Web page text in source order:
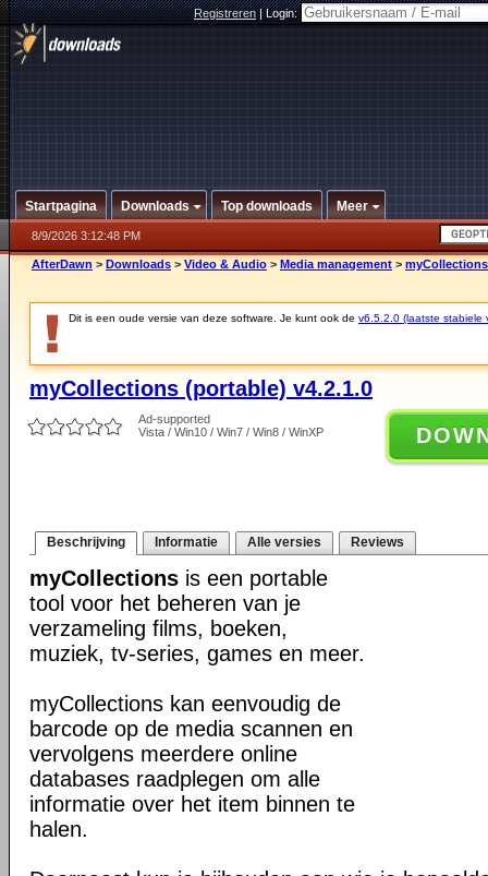
Registreren|Login:
Startpagina Downloads Top downloads Meer
8/9/2026 3:12:48 PM
AfterDawn > Downloads > Video & Audio > Media management >
Dit is een oude versie van deze software. Je kunt ook de v6.5.2.0 (laatste stabiele
myCollections (portable) v4.2.1.0
Ad-supported
Vista / Win10 / Win7 / Win8 / WinXP
Beschrijving Informatie Alle versies Reviews
myCollections is een portable
tool voor het beheren van je
verzameling films, boeken,
muziek, tv-series, games en meer.
myCollections kan eenvoudig de
barcode op de media scannen en
vervolgens meerdere online
databases raadplegen om alle
informatie over het item binnen te
halen.